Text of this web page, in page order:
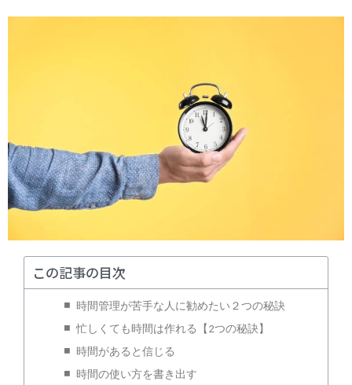
この記事の目次
時間管理が苦手な人に勧めたい２つの秘訣
忙しくても時間は作れる【2つの秘訣】
時間があると信じる
時間の使い方を書き出す